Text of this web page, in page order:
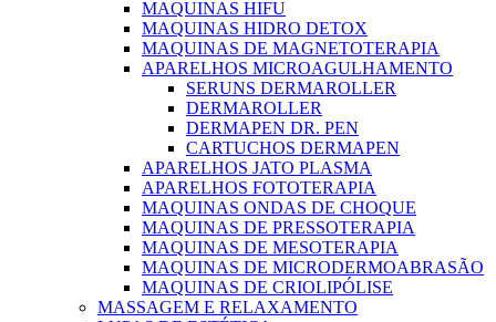
MAQUINAS HIFU
MAQUINAS HIDRO DETOX
MAQUINAS DE MAGNETOTERAPIA
APARELHOS MICROAGULHAMENTO
SERUNS DERMAROLLER
DERMAROLLER
DERMAPEN DR. PEN
CARTUCHOS DERMAPEN
APARELHOS JATO PLASMA
APARELHOS FOTOTERAPIA
MAQUINAS ONDAS DE CHOQUE
MAQUINAS DE PRESSOTERAPIA
MAQUINAS DE MESOTERAPIA
MAQUINAS DE MICRODERMOABRASÃO
MAQUINAS DE CRIOLIPÓLISE
MASSAGEM E RELAXAMENTO